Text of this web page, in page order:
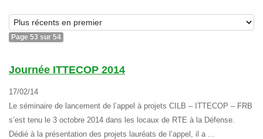
Page 53 sur 54
Journée ITTECOP 2014
17/02/14
Le séminaire de lancement de l’appel à projets CILB – ITTECOP – FRB
s’est tenu le 3 octobre 2014 dans les locaux de RTE à la Défense.
Dédié à la présentation des projets lauréats de l’appel, il a ...